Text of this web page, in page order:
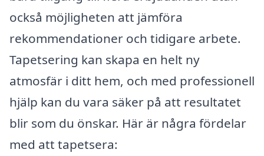
också möjligheten att jämföra
rekommendationer och tidigare arbete.
Tapetsering kan skapa en helt ny
atmosfär i ditt hem, och med professionell
hjälp kan du vara säker på att resultatet
blir som du önskar. Här är några fördelar
med att tapetsera: